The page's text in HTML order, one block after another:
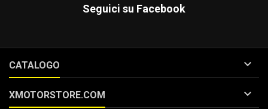
Seguici su Facebook
CATALOGO 
XMOTORSTORE.COM 